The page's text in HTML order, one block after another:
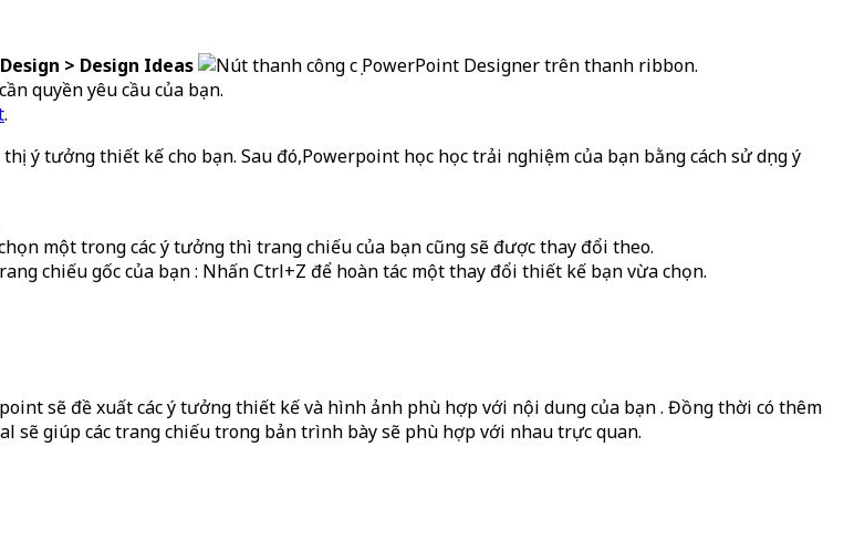
Design > Design Ideas
trên thanh ribbon.
quyền yêu cầu của bạn.
.
ý tưởng thiết kế cho bạn. Sau đó,Powerpoint học học trải nghiệm của bạn bằng cách sử dụng ý
một trong các ý tưởng thì trang chiếu của bạn cũng sẽ được thay đổi theo.
chiếu gốc của bạn : Nhấn Ctrl+Z để hoàn tác một thay đổi thiết kế bạn vừa chọn.
sẽ đề xuất các ý tưởng thiết kế và hình ảnh phù hợp với nội dung của bạn . Đồng thời có thêm
sẽ giúp các trang chiếu trong bản trình bày sẽ phù hợp với nhau trực quan.